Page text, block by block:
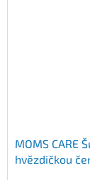
MOMS CARE
hvězdičkou